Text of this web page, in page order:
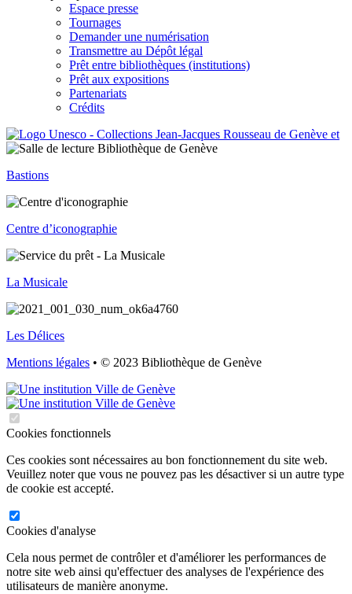
Espace presse
Tournages
Demander une numérisation
Transmettre au Dépôt légal
Prêt entre bibliothèques (institutions)
Prêt aux expositions
Partenariats
Crédits
Bastions
Centre d’iconographie
La Musicale
Les Délices
Mentions légales • © 2023 Bibliothèque de Genève
Cookies fonctionnels
Ces cookies sont nécessaires au bon fonctionnement du site web.
Veuillez noter que vous ne pouvez pas les désactiver si un autre type
de cookie est accepté.
Cookies d'analyse
Cela nous permet de contrôler et d'améliorer les performances de
notre site web ainsi qu'effectuer des analyses de l'expérience des
utilisateurs de manière anonyme.